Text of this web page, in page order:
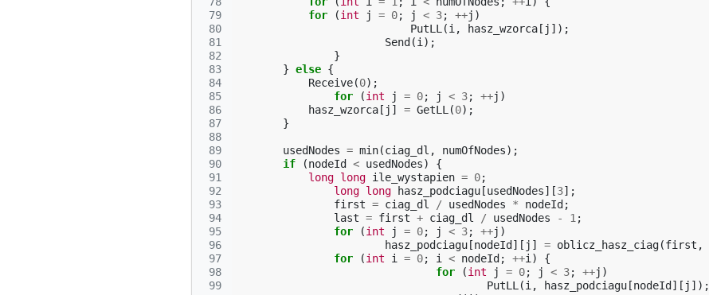
79
80
81
82
83
84
85
86
87
88
89
90
91
92
93
94
95
96
97
98
99
for
(int j = 0; j < 3; ++j )
PutLL (i , hasz_wzorca [ j ]);
Send (i );
}
} else {
Receive(0);
for
(int j = 0; j < 3; ++j )
hasz_wzorca [ j ] = GetLL (0);
}
usedNodes = min(ciag_dl , numOfNodes);
if
(nodeId < usedNodes)
{
long long ile_wystapien = 0;
long long hasz_podciagu [usedNodes][3];
first = ciag_dl / usedNodes * nodeId ;
last = first + ciag_dl / usedNodes - 1 ;
for
(int j = 0; j < 3; ++j )
hasz_podciagu [nodeId ][ j ] = oblicz_hasz_ciag(first ,
for
(int i = 0; i < nodeId ; ++i )
{
for
(int j = 0; j < 3; ++j )
PutLL (i , hasz_podciagu [nodeId ][ j ]);